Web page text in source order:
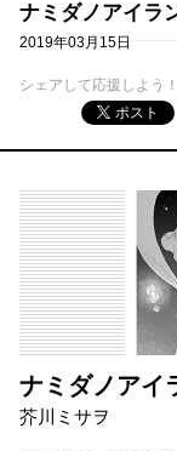
ナミダノアイラ
2019年03月15日
シェアして応援しよう！
ポスト
ナミダノアイ
芥川ミサヲ